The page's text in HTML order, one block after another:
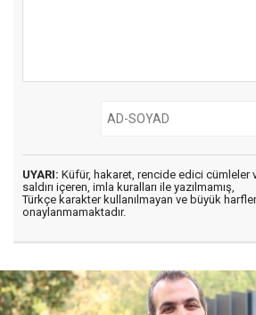
UYARI: Küfür, hakaret, rencide edici cümleler
saldırı içeren, imla kuralları ile yazılmamış,
Türkçe karakter kullanılmayan ve büyük
onaylanmamaktadır.